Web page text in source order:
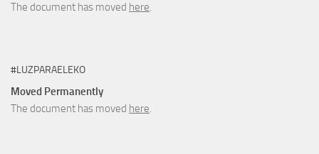
The document has moved here.
#LUZPARAELEKO
Moved Permanently
The document has moved here.